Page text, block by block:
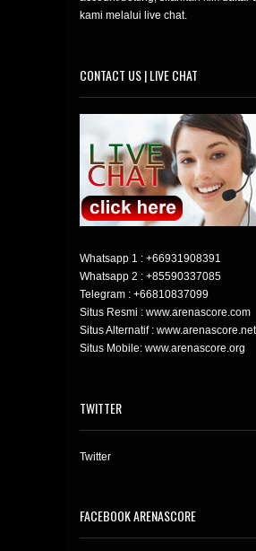
kami melalui live chat.
CONTACT US | LIVE CHAT
Whatsapp 1 : +66931908391
Whatsapp 2 : +85590337085
Telegram : +66810837099
Situs Resmi : www.arenascore.com
Situs Alternatif : www.arenascore.net
Situs Mobile: www.arenascore.org
TWITTER
Twitter
FACEBOOK ARENASCORE